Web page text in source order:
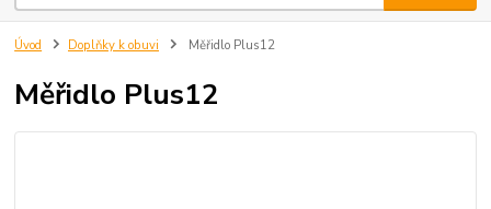
Úvod Doplňky k obuvi Měřidlo Plus12
Měřidlo Plus12